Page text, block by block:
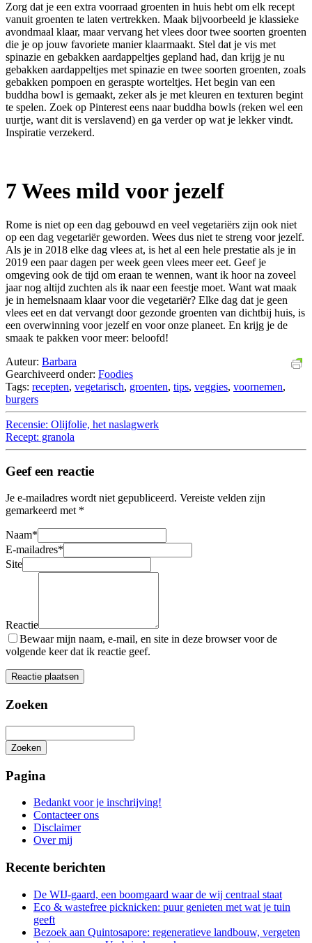
Zorg dat je een extra voorraad groenten in huis hebt om elk recept
vanuit groenten te laten vertrekken. Maak bijvoorbeeld je klassieke
avondmaal klaar, maar vervang het vlees door twee soorten groenten
die je op jouw favoriete manier klaarmaakt. Stel dat je vis met
spinazie en gebakken aardappeltjes gepland had, dan krijg je nu
gebakken aardappeltjes met spinazie en twee soorten groenten, zoals
gebakken pompoen en geraspte worteltjes. Het begin van een
buddha bowl is gemaakt, zeker als je met kleuren en texturen begint
te spelen. Zoek op Pinterest eens naar buddha bowls (reken wel een
uurtje, want dit is verslavend) en ga verder op wat je lekker vindt.
Inspiratie verzekerd.
7 Wees mild voor jezelf
Rome is niet op een dag gebouwd en veel vegetariërs zijn ook niet
op een dag vegetariër geworden. Wees dus niet te streng voor jezelf.
Als je in 2018 elke dag vlees at, is het al een hele prestatie als je in
2019 een paar dagen per week geen vlees meer eet. Geef je
omgeving ook de tijd om eraan te wennen, want ik hoor na zoveel
jaar nog altijd zuchten als ik naar een feestje moet. Want wat maak
je in hemelsnaam klaar voor die vegetariër? Elke dag dat je geen
vlees eet en dat vervangt door gezonde groenten van dichtbij huis, is
een overwinning voor jezelf en voor onze planeet. En krijg je de
smaak te pakken voor meer: beloofd!
Auteur: Barbara
Gearchiveerd onder: Foodies
Tags: recepten, vegetarisch, groenten, tips, veggies, voornemen,
burgers
Recensie: Olijfolie, het naslagwerk
Recept: granola
Geef een reactie
Je e-mailadres wordt niet gepubliceerd. Vereiste velden zijn
gemarkeerd met *
Naam*
E-mailadres*
Site
Reactie
Bewaar mijn naam, e-mail, en site in deze browser voor de
volgende keer dat ik reactie geef.
Zoeken
Zoeken
zoeken
Pagina
Bedankt voor je inschrijving!
Contacteer ons
Disclaimer
Over mij
Recente berichten
De WIJ-gaard, een boomgaard waar de wij centraal staat
Eco & wastefree picknicken: puur genieten met wat je tuin
geeft
Bezoek aan Quintosapore: regeneratieve landbouw, vergeten